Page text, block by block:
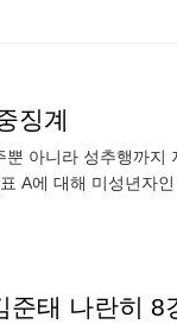
징계
아니라 성추행까지
A에 대해 미성년자
준태 나란히